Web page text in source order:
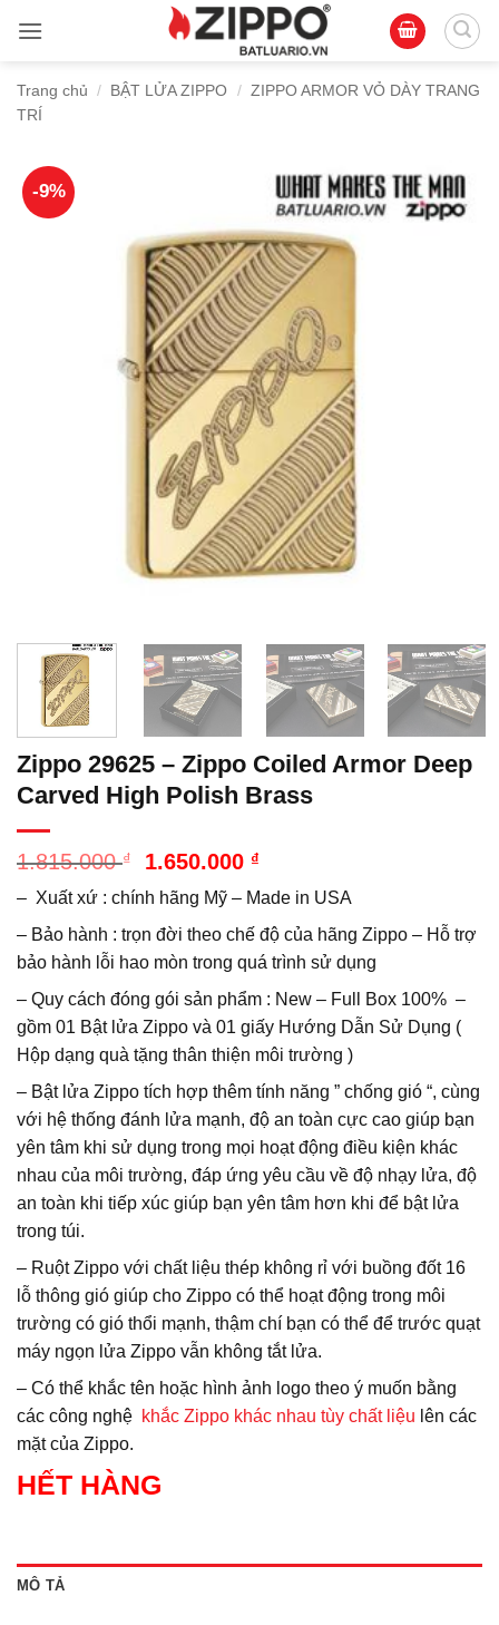
qua
dungTrang chủ / BẬT LỬA ZIPPO / ZIPPO ARMOR VỎ DÀY TRANG
TRÍ
-9%
Zippo 29625 – Zippo Coiled Armor Deep
Carved High Polish Brass
1.815.000₫
Giá
là:
1.815.000 ₫.
1.650.000 ₫
tại
là:
1.650.000 ₫.
– Xuất xứ : chính hãng Mỹ – Made in USA
– Bảo hành : trọn đời theo chế độ của hãng Zippo – Hỗ trợ
bảo hành lỗi hao mòn trong quá trình sử dụng
– Quy cách đóng gói sản phẩm : New – Full Box 100% –
gồm 01 Bật lửa Zippo và 01 giấy Hướng Dẫn Sử Dụng (
Hộp dạng quà tặng thân thiện môi trường )
– Bật lửa Zippo tích hợp thêm tính năng ” chống gió “, cùng
với hệ thống đánh lửa mạnh, độ an toàn cực cao giúp bạn
yên tâm khi sử dụng trong mọi hoạt động điều kiện khác
nhau của môi trường, đáp ứng yêu cầu về độ nhạy lửa, độ
an toàn khi tiếp xúc giúp bạn yên tâm hơn khi để bật lửa
trong túi.
– Ruột Zippo với chất liệu thép không rỉ với buồng đốt 16
lỗ thông gió giúp cho Zippo có thể hoạt động trong môi
trường có gió thổi mạnh, thậm chí bạn có thể để trước quạt
máy ngọn lửa Zippo vẫn không tắt lửa.
– Có thể khắc tên hoặc hình ảnh logo theo ý muốn bằng
các công nghệ khắc Zippo khác nhau tùy chất liệu lên các
mặt của Zippo.
HẾT HÀNG
MÔ TẢ